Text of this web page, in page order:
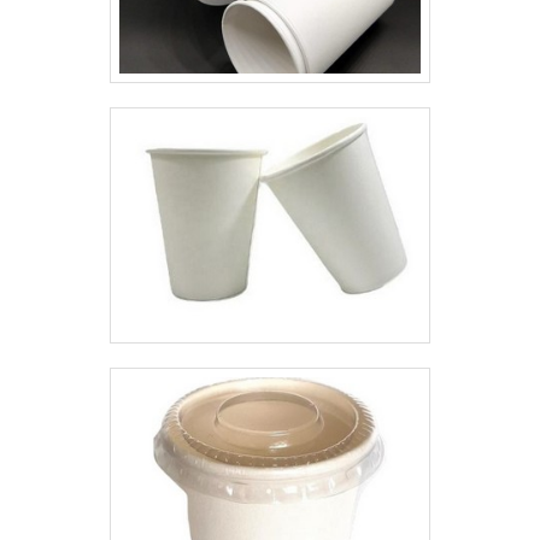
multidisciplinar de consultores
associados; Profissionais com
vasta experiência na área de
e prontos para melhor atender as
necessidades dos clientes;
Escritório de alta qualidade onde
são realizadas as atividades;
Sistema de atendimento eficaz;
Equipamentos de última
Embalagens Flexíveis existem as
melhores condições para quem
deseja achar o que precisa para
saco plástico pe. É possível
encontrar uma grande variedade
práticos. Esse tipo de produto
para roupas é vendido e criado
como uma solução diferenciada
comércios dessa área, tenham a
possibilidade de lavar roupas
delicadas, como por
exemplo:Ternos;Vestidos;Uniformes.Onde
comprar Sacos para lavanderia
industrialA PLAST LOG é uma
embalagens plásticas. Ela tem
clientes em diversos ramos do
mercado nacional entre os
plásticos que ela trabalha estão o
polipropileno, bobinas plásticas,
sacos lisos e impressos de
Polietileno..